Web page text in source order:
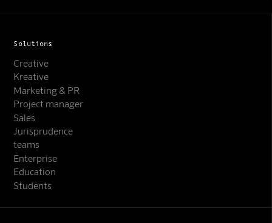
Solutions
Creative
Kreative
Marketing & PR
Project manager
Sales
Jurisprudence
teams
Enterprise
Education
Students